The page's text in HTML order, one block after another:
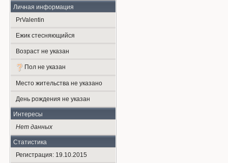
Личная информация
PrValentin
Ежик стесняющийся
Возраст не указан
Пол не указан
Место жительства не указано
День рождения не указан
Интересы
Нет данных
Статистика
Регистрация: 19.10.2015